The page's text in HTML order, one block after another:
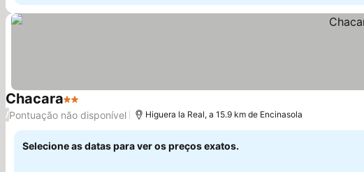
Chacara2 EstrelasVer preços
/Pontuação não disponível Higuera la Real, a 15.9 km de Encinasola
Selecione as datas para ver os preços exatos.